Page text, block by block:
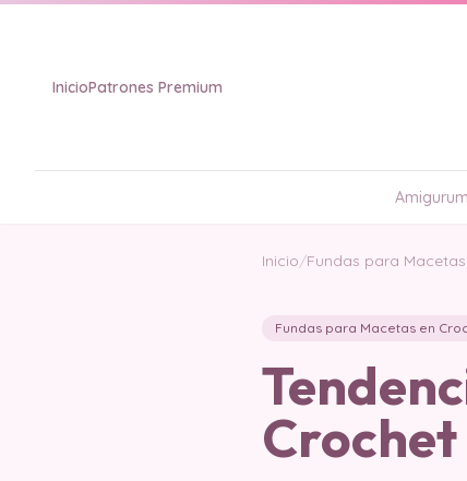
InicioPatrones Premium
Inicio/Fundas para
Fundas para Macetas en
Crochet